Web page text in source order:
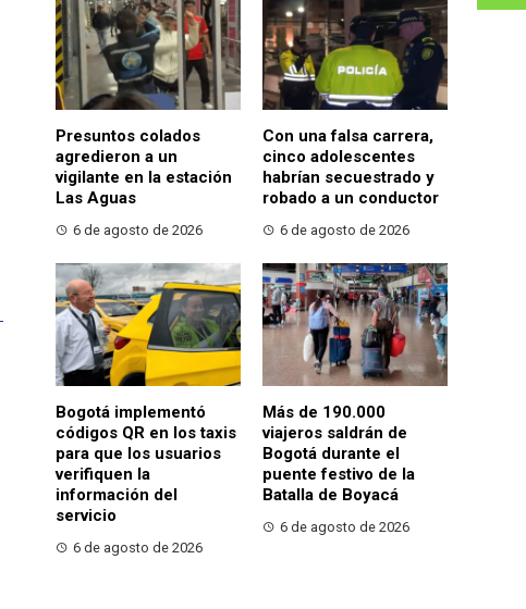
Presuntos colados
agredieron a un
vigilante en la estación
Las Aguas
6 de agosto de 2026
Con una falsa carrera,
cinco adolescentes
habrían secuestrado y
robado a un conductor
6 de agosto de 2026
Bogotá implementó
códigos QR en los taxis
para que los usuarios
verifiquen la
información del
servicio
6 de agosto de 2026
Más de 190.000
viajeros saldrán de
Bogotá durante el
puente festivo de la
Batalla de Boyacá
6 de agosto de 2026